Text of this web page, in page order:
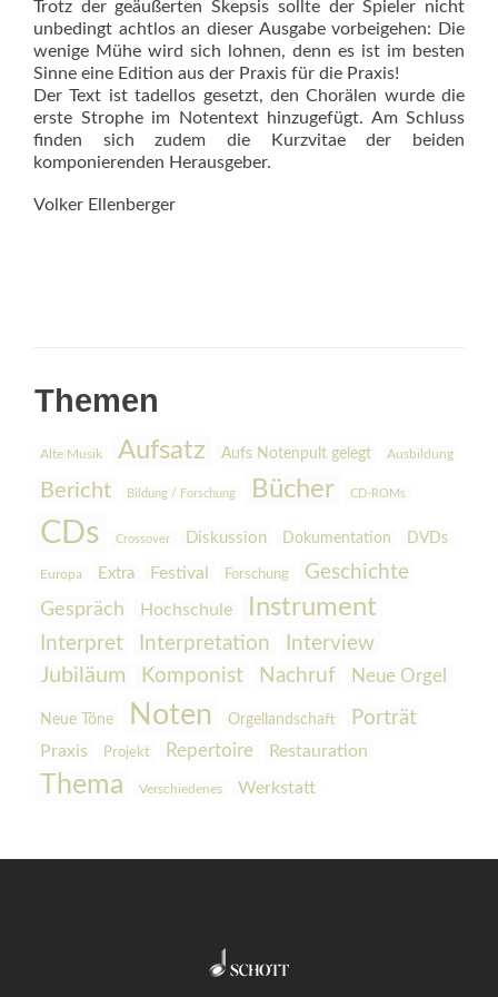
Trotz der geäußerten Skepsis sollte der Spieler nicht
unbedingt achtlos an dieser Ausgabe vorbeigehen: Die
wenige Mühe wird sich lohnen, denn es ist im besten
Sinne eine Edition aus der Praxis für die Praxis!
Der Text ist tadellos gesetzt, den Chorälen wurde die
erste Strophe im Notentext hinzugefügt. Am Schluss
finden sich zudem die Kurzvitae der beiden
komponierenden Herausgeber.
Volker Ellenberger
Themen
Alte Musik Aufsatz Aufs Notenpult gelegt Ausbildung
Bericht Bildung / Forschung Bücher CD-ROMs
CDs Crossover Diskussion Dokumentation DVDs
Europa Extra Festival Forschung Geschichte
Gespräch Hochschule Instrument
Interpret Interpretation
Interview
Jubiläum
Komponist Nachruf Neue Orgel
Neue Töne Noten Orgellandschaft Porträt
Praxis Projekt Repertoire Restauration
Thema Verschiedenes Werkstatt